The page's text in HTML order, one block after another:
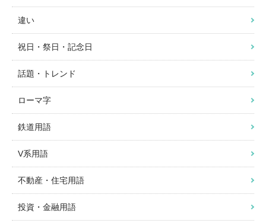
違い
祝日・祭日・記念日
話題・トレンド
ローマ字
鉄道用語
V系用語
不動産・住宅用語
投資・金融用語